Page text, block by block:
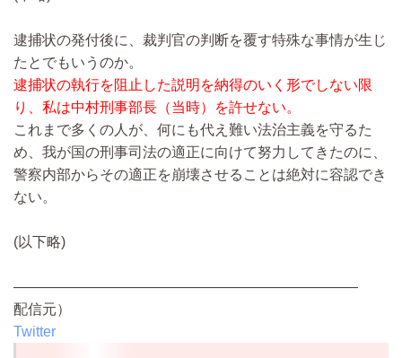
逮捕状の発付後に、裁判官の判断を覆す特殊な事情が生じ
たとでもいうのか。
逮捕状の執行を阻止した説明を納得のいく形でしない限
り、私は中村刑事部長（当時）を許せない。
これまで多くの人が、何にも代え難い法治主義を守るた
め、我が国の刑事司法の適正に向けて努力してきたのに、
警察内部からその適正を崩壊させることは絶対に容認でき
ない。
(以下略)
————————————————————————
配信元）
Twitter